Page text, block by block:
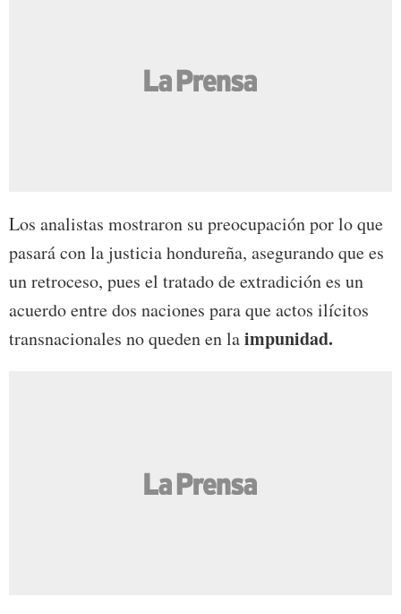
Los analistas mostraron su preocupación por lo que
pasará con la justicia hondureña, asegurando que es
un retroceso, pues el tratado de extradición es un
acuerdo entre dos naciones para que actos ilícitos
transnacionales no queden en laimpunidad.